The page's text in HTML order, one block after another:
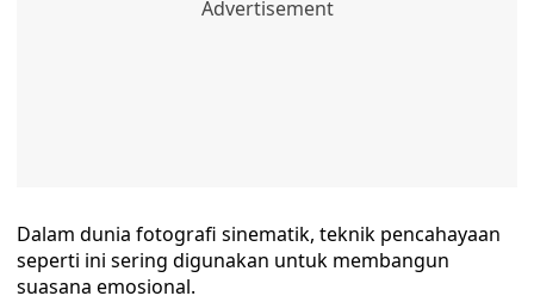
Dalam dunia fotografi sinematik, teknik pencahayaan
seperti ini sering digunakan untuk membangun
suasana emosional.